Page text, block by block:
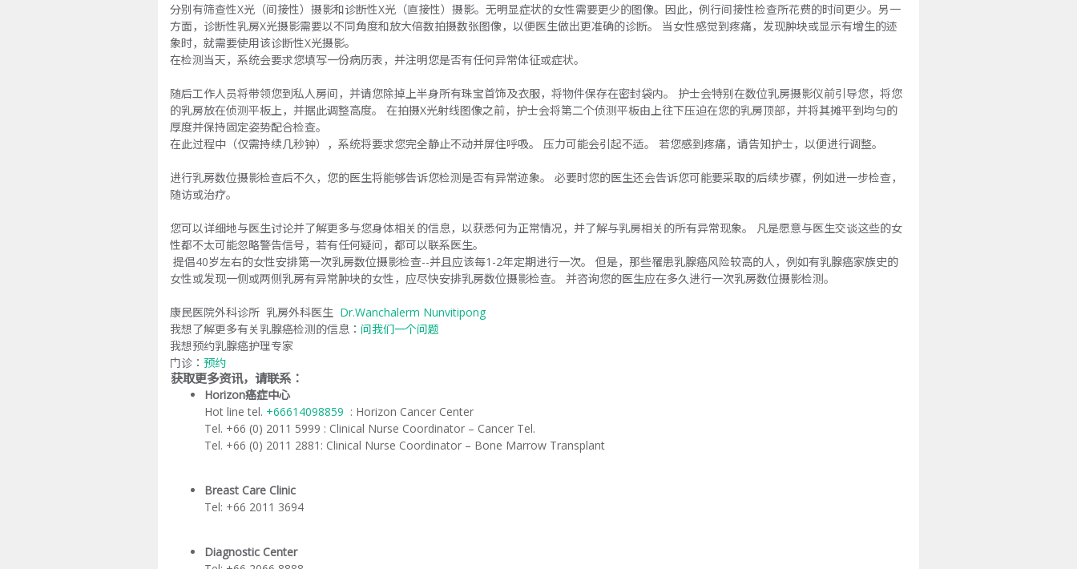
分别有筛查性X光（间接性）摄影和诊断性X光（直接性）摄影。无明显症状的女性需要更少的图像。因此，例行间接性检查所花费的时间更少。另一
方面，诊断性乳房X光摄影需要以不同角度和放大倍数拍摄数张图像，以便医生做出更准确的诊断。 当女性感觉到疼痛，发现肿块或显示有增生的迹
象时，就需要使用该诊断性X光摄影。
在检测当天，系统会要求您填写一份病历表，并注明您是否有任何异常体征或症状。
随后工作人员将带领您到私人房间，并请您除掉上半身所有珠宝首饰及衣服，将物件保存在密封袋内。 护士会特别在数位乳房摄影仪前引导您，将您
的乳房放在侦测平板上，并据此调整高度。 在拍摄X光射线图像之前，护士会将第二个侦测平板由上往下压迫在您的乳房顶部，并将其摊平到均匀的
厚度并保持固定姿势配合检查。
在此过程中（仅需持续几秒钟），系统将要求您完全静止不动并屏住呼吸。 压力可能会引起不适。 若您感到疼痛，请告知护士，以便进行调整。
进行乳房数位摄影检查后不久，您的医生将能够告诉您检测是否有异常迹象。 必要时您的医生还会告诉您可能要采取的后续步骤，例如进一步检查，
随访或治疗。
您可以详细地与医生讨论并了解更多与您身体相关的信息，以获悉何为正常情况，并了解与乳房相关的所有异常现象。 凡是愿意与医生交谈这些的女
性都不太可能忽略警告信号，若有任何疑问，都可以联系医生。
提倡40岁左右的女性安排第一次乳房数位摄影检查--并且应该每1-2年定期进行一次。 但是，那些罹患乳腺癌风险较高的人，例如有乳腺癌家族史的
女性或发现一侧或两侧乳房有异常肿块的女性，应尽快安排乳房数位摄影检查。 并咨询您的医生应在多久进行一次乳房数位摄影检测。
康民医院外科诊所 乳房外科医生 Dr.Wanchalerm Nunvitipong
我想了解更多有关乳腺癌检测的信息： 问我们一个问题
我想预约乳腺癌护理专家
门诊： 预约
获取更多资讯，请联系：
Horizon癌症中心
Hot line tel. +66614098859 : Horizon Cancer Center
Tel. +66 (0) 2011 5999 : Clinical Nurse Coordinator – Cancer Tel.
Tel. +66 (0) 2011 2881: Clinical Nurse Coordinator – Bone Marrow Transplant
Breast Care Clinic
Tel: +66 2011 3694
Diagnostic Center